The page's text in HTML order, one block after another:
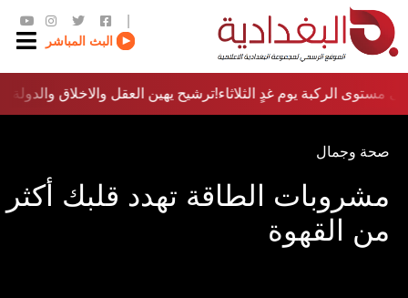
البث المباشر
ترشيح يهين العقل والاخلاق والدولة…؟!مستوى الركبة يوم غدٍ الثلاثاء
صحة وجمال
مشروبات الطاقة تهدد قلبك أكثر
من القهوة